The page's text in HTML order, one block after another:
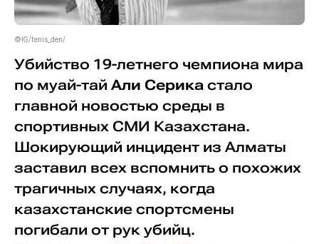
©IG/tenis_den/
Убийство 19-летнего чемпиона мира
по муай-тай Али Серикастало
главной новостью среды в
спортивных СМИ Казахстана.
Шокирующий инцидент из Алматы
заставил всех вспомнить о похожих
трагичных случаях, когда
казахстанские спортсмены
погибали от рук убийц.